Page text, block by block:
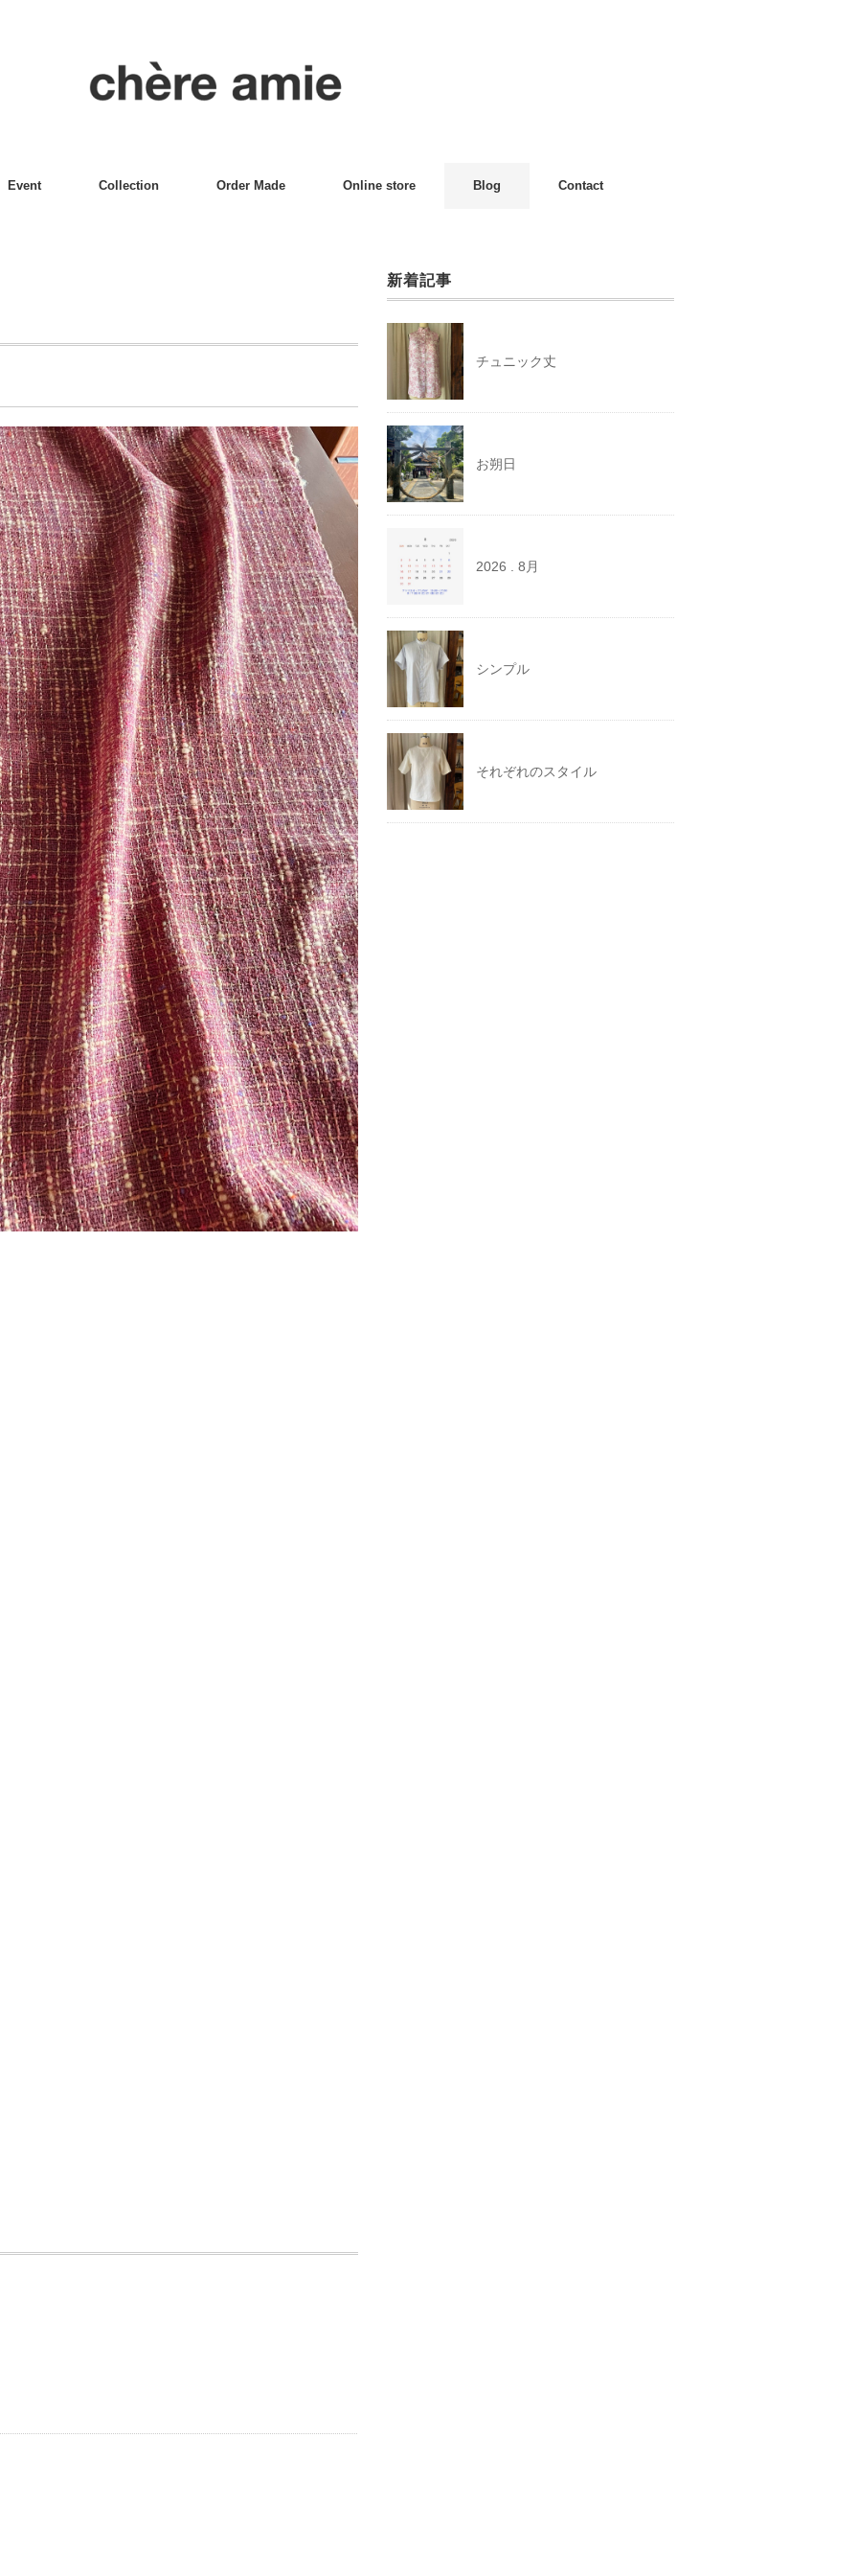
Event Collection Order Made Online store Blog Contact
新着記事
チュニック丈
お朔日
2026 . 8月
シンプル
それぞれのスタイル